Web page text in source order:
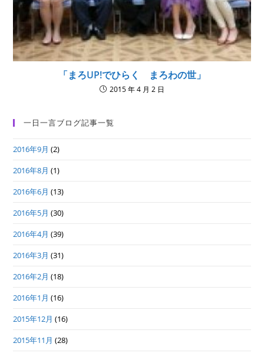
「まろUP!でひらく まろわの世」
2015 年 4 月 2 日
一日一言ブログ記事一覧
2016年9月 (2)
2016年8月 (1)
2016年6月 (13)
2016年5月 (30)
2016年4月 (39)
2016年3月 (31)
2016年2月 (18)
2016年1月 (16)
2015年12月 (16)
2015年11月 (28)